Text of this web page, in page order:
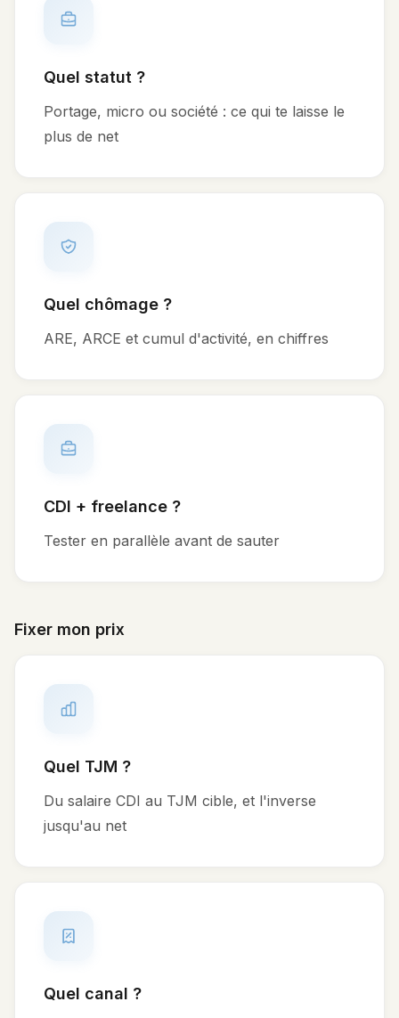
Quel statut ?
Portage, micro ou société : ce qui te laisse le
plus de net
Quel chômage ?
ARE, ARCE et cumul d'activité, en chiffres
CDI + freelance ?
Tester en parallèle avant de sauter
Fixer mon prix
Quel TJM ?
Du salaire CDI au TJM cible, et l'inverse
jusqu'au net
Quel canal ?